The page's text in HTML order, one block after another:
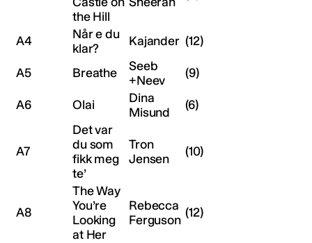
the Hill
A4
Når e du
klar?
Kajander (12)
A5 Breathe
Seeb
+Neev
(9)
A6 Olai
Dina
Misund
(6)
A7
Det var
du som
fikk meg
te’
Tron
Jensen
(10)
A8
The Way
You’re
Looking
at Her
Rebecca
Ferguson (12)